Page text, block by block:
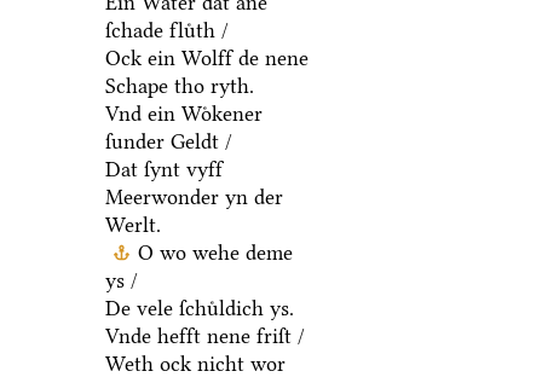
ſchade fluͤth /
Ock ein Wolff de nene
Schape tho ryth.
Vnd ein Woͤkener
ſunder Geldt /
Dat ſynt vyff
Meerwonder yn der
Werlt.
O wo wehe deme
ys /
De vele ſchuͤldich ys.
Vnde hefft nene friſt /
Weth ock nicht wor